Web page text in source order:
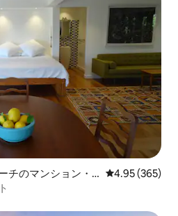
す。
チのマンション・
レビュー365
4.95 (365)